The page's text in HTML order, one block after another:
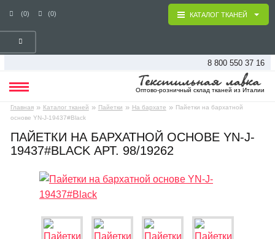
(0) (0)
8 800 550 37 16
Оптово-розничный склад тканей из Италии
Главная » Каталог тканей » Пайетки » На бархате » Пайетки на бархатной
основе YN-J-19437#Black
КАТАЛОГ ТКАНЕЙ
ПАЙЕТКИ НА БАРХАТНОЙ ОСНОВЕ YN-J-
19437#BLACK АРТ. 98/19262